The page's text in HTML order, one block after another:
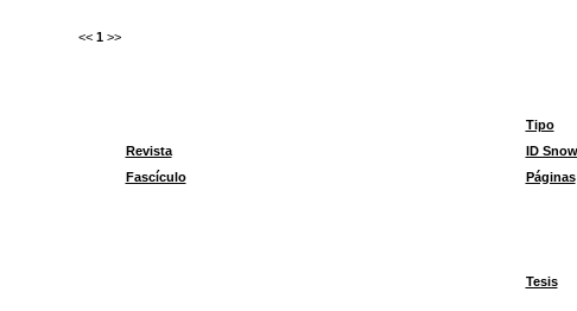
<< 1 >>
Tipo
Revista ID Snow
Fascículo
Páginas
Tesis